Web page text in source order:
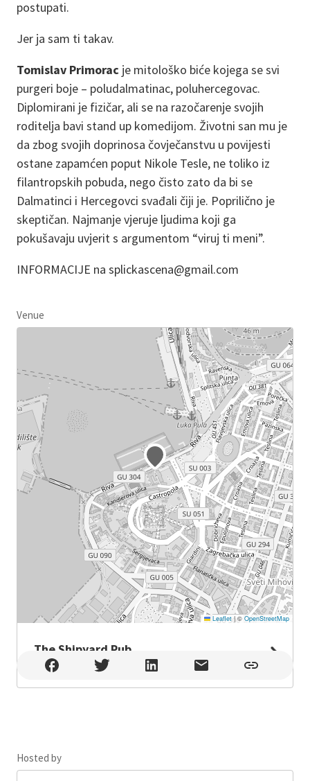
postupati.
Jer ja sam ti takav.
Tomislav Primorac je mitološko biće kojega se svi
purgeri boje – poludalmatinac, poluhercegovac.
Diplomirani je fizičar, ali se na razočarenje svojih
roditelja bavi stand up komedijom. Životni san mu je
da zbog svojih doprinosa čovječanstvu u povijesti
ostane zapamćen poput Nikole Tesle, ne toliko iz
filantropskih pobuda, nego čisto zato da bi se
Dalmatinci i Hercegovci svađali čiji je. Poprilično je
skeptičan. Najmanje vjeruje ljudima koji ga
pokušavaju uvjerit s argumentom “viruj ti meni”.
INFORMACIJE na splickascena@gmail.com
Venue
Leaflet |© OpenStreetMap
The Shipyard Pub
The Shipyard Pub , Pula
Hosted by